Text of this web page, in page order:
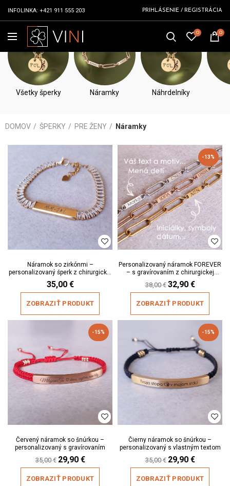
INFOLINKA: +421 911 555 203 PRIHLÁSENIE / REGISTRÁCIA
0 0
NÁRAMKY
Všetky šperky Náramky Náhrdelníky
DOMOV ŠPERKY PRE ŽENY Náramky
Náramok so zirkónmi –
personalizovaný šperk z chirurgickej
ocele
35,00 €
ZOBRAZIŤ PRODUKT
-13%
Personalizovaný náramok FOREVER
– s gravírovaním z chirurgickej
ocele
38,00€ Original
price
was:
32,90 €Current
price
is:
ZOBRAZIŤ PRODUKT
-15%
Červený náramok so šnúrkou –
personalizovaný s gravírovaním
35,00€ Original
price
was:
29,90 €Current
price
is:
ZOBRAZIŤ PRODUKT
-15%
Čierny náramok so šnúrkou –
personalizovaný s vlastným textom
35,00€ Original
price
was:
29,90 €Current
price
is:
ZOBRAZIŤ PRODUKT